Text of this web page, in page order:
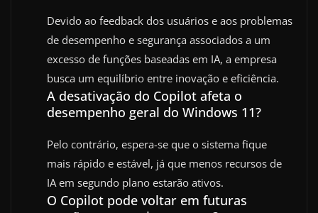
Devido ao feedback dos usuários e aos problemas
de desempenho e segurança associados a um
excesso de funções baseadas em IA, a empresa
busca um equilíbrio entre inovação e eficiência.
A desativação do Copilot afeta o
desempenho geral do Windows 11?
Pelo contrário, espera-se que o sistema fique
mais rápido e estável, já que menos recursos de
IA em segundo plano estarão ativos.
O Copilot pode voltar em futuras